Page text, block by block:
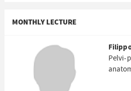
MONTHLY LECTURE
Pelvi-